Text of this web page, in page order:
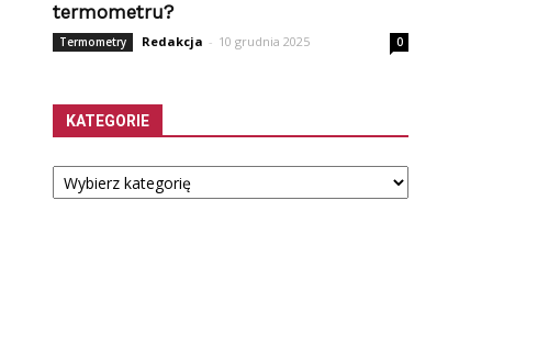
termometru?
Termometry Redakcja - 10 grudnia 2025 0
KATEGORIE
Kategorie